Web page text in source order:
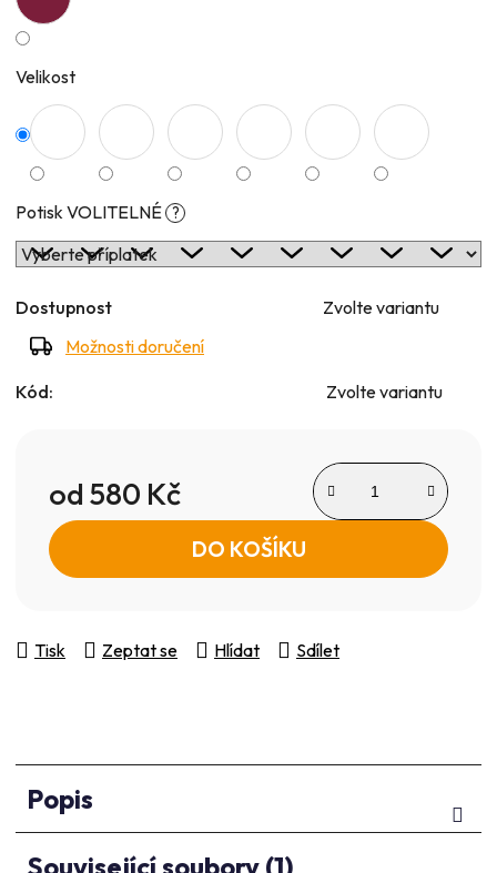
Velikost
Potisk VOLITELNÉ ?
Dostupnost
Zvolte variantu
Možnosti doručení
Kód: Zvolte variantu
od 580 Kč
Měrná cena:
DO KOŠÍKU
Tisk Zeptat se Hlídat Sdílet
Popis
Související soubory (1)